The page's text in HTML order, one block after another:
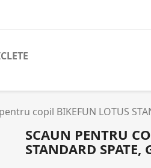
copil BIKEFUN LOTUS
SCAUN PENTRU
STANDARD SPATE,